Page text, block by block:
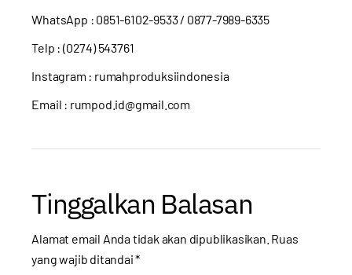
WhatsApp : 0851-6102-9533/ 0877-7989-6335
Telp : (0274) 543761
Instagram : rumahproduksiindonesia
Email : rumpod.id@gmail.com
Tinggalkan Balasan
Alamat email Anda tidak akan dipublikasikan. Ruas
yang wajib ditandai*